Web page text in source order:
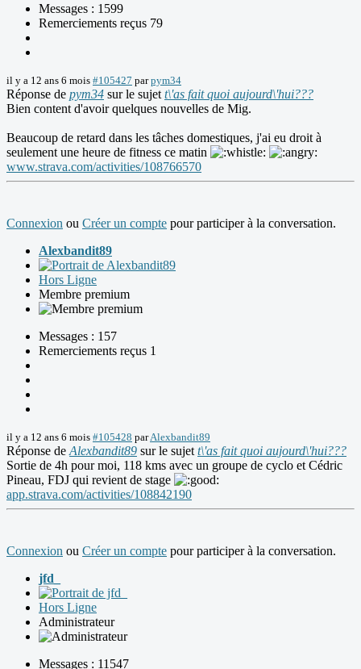
Messages : 1599
Remerciements reçus 79
il y a 12 ans 6 mois #105427 parpym34
Réponse de pym34 sur le sujet t\'as fait quoi aujourd\'hui???
Bien content d'avoir quelques nouvelles de Mig.
Beaucoup de retard dans les tâches domestiques, j'ai eu droit à
seulement une heure de fitness ce matin
www.strava.com/activities/108766570
Connexion ou Créer un compte pour participer à la conversation.
Alexbandit89
Hors Ligne
Membre premium
Messages : 157
Remerciements reçus 1
il y a 12 ans 6 mois #105428 parAlexbandit89
Réponse de Alexbandit89 sur le sujet t\'as fait quoi aujourd\'hui???
Sortie de 4h pour moi, 118 kms avec un groupe de cyclo et Cédric
Pineau, FDJ qui revient de stage
app.strava.com/activities/108842190
Connexion ou Créer un compte pour participer à la conversation.
jfd_
Hors Ligne
Administrateur
Messages : 11547